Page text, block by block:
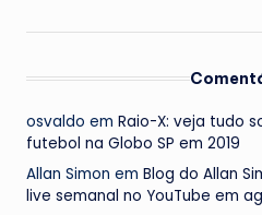
osvaldo em Raio-X: veja tudo
futebol na Globo SP em 2019
Allan Simon em Blog do Allan
live semanal no YouTube em